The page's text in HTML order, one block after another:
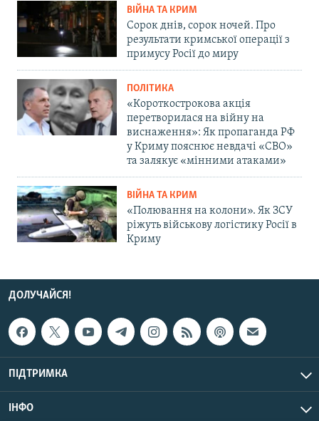
ВІЙНА ТА КРИМ
Сорок днів, сорок ночей. Про
результати кримської операції з
примусу Росії до миру
ПОЛІТИКА
«Короткострокова акція
перетворилася на війну на
виснаження»: Як пропаганда РФ
у Криму пояснює невдачі «СВО»
та залякує «мінними атаками»
ВІЙНА ТА КРИМ
«Полювання на колони». Як ЗСУ
ріжуть військову логістику Росії в
Криму
ДОЛУЧАЙСЯ!
ПІДТРИМКА
ІНФО